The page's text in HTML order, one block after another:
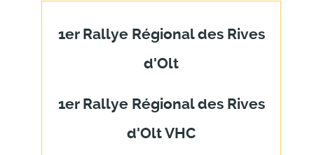
1er Rallye Régional des Rives
d'Olt
1er Rallye Régional des Rives
d'Olt VHC